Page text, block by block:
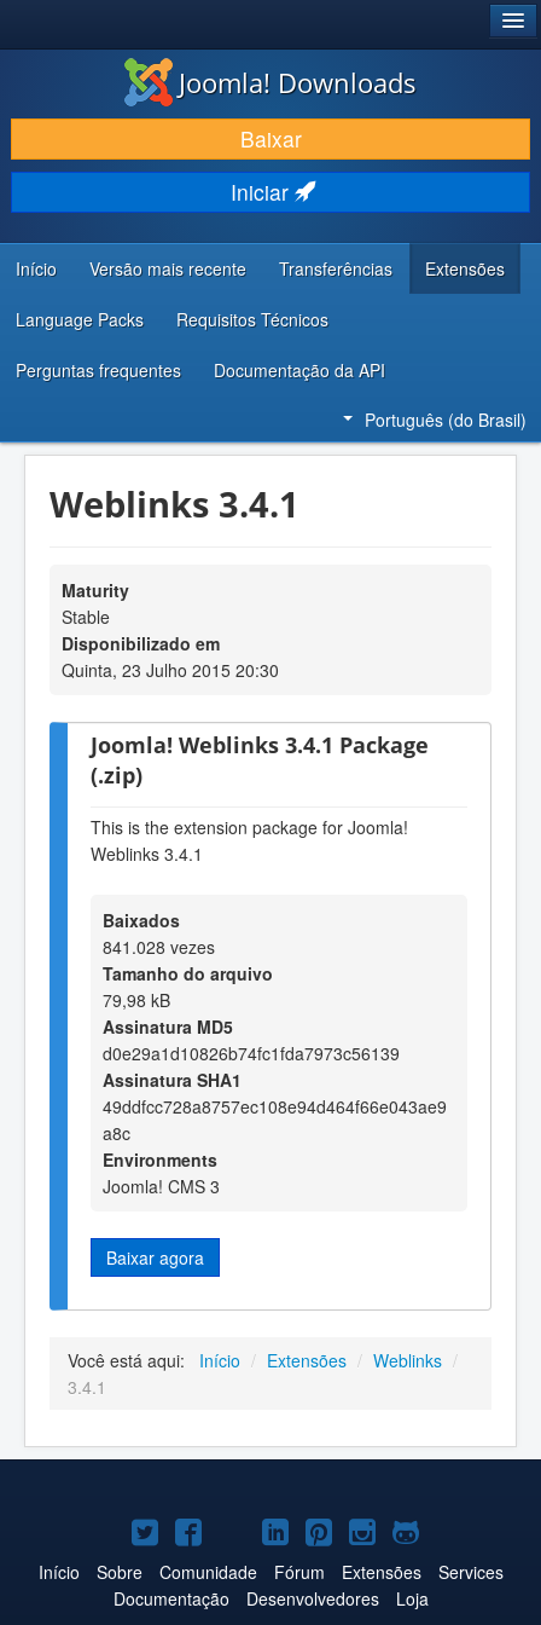
BAIXAR E APRIMORAR
DESCUBRA & APRENDA
COMUNIDADE & SUPORTE
RECURSOS PARA DESENVOLVEDORES
Joomla! Downloads
Baixar
Iniciar
Início Versão mais recente Transferências Extensões
Language Packs Requisitos Técnicos
Perguntas frequentes Documentação da API
Português (do Brasil)
Weblinks 3.4.1
Maturity
Stable
Disponibilizado em
Quinta, 23 Julho 2015 20:30
Joomla! Weblinks 3.4.1 Package
(.zip)
This is the extension package for Joomla!
Weblinks 3.4.1
Baixados
841.028 vezes
Tamanho do arquivo
79,98 kB
Assinatura MD5
d0e29a1d10826b74fc1fda7973c56139
Assinatura SHA1
49ddfcc728a8757ec108e94d464f66e043ae9
a8c
Environments
Joomla! CMS 3
Baixar agora
Você está aqui: Início / Extensões / Weblinks /
3.4.1
Joomla!
no
Twitter
Joomla!
no
Facebook
Joomla!
no
YouTube
Joomla!
no
LinkedIn
Joomla!
no
Pinterest
Joomla!
no
Instagram
Joomla!
no
GitHub
Início Sobre Comunidade Fórum Extensões
Services
Documentação
Desenvolvedores
Loja